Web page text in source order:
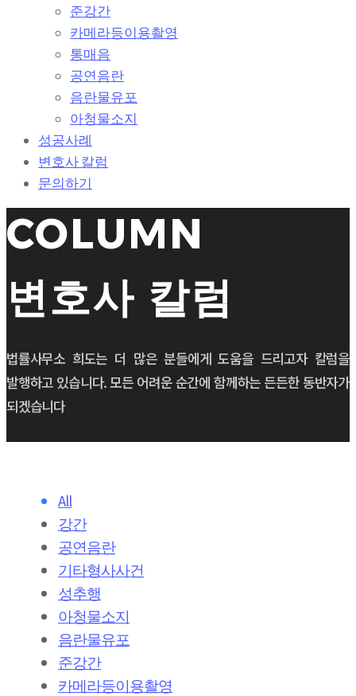
준강간
카메라등이용촬영
통매음
공연음란
음란물유포
아청물소지
성공사례
변호사 칼럼
문의하기
COLUMN
변호사 칼럼
법률사무소 희도는 더 많은 분들에게 도움을 드리고자 칼럼을
발행하고 있습니다. 모든 어려운 순간에 함께하는 든든한 동반자가
되겠습니다
All
강간
공연음란
기타형사사건
성추행
아청물소지
음란물유포
준강간
카메라등이용촬영